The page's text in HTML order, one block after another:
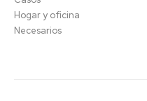
Hogar y oficina
Necesarios